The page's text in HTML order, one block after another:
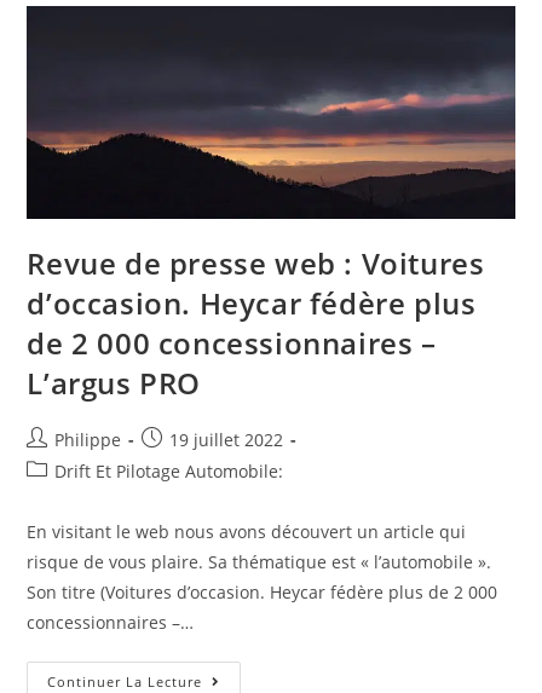
En
D’escapades
Natures
Dans
L’Aude
Revue de presse web : Voitures
d’occasion. Heycar fédère plus
de 2 000 concessionnaires –
L’argus PRO
Auteur/autrice
de
Philippe
Post
published:
19 juillet 2022
PostDrift Et Pilotage Automobile:
En visitant le web nous avons découvert un article qui
risque de vous plaire. Sa thématique est « l’automobile ».
Son titre (Voitures d’occasion. Heycar fédère plus de 2 000
concessionnaires –…
Continuer La Lecture Revue